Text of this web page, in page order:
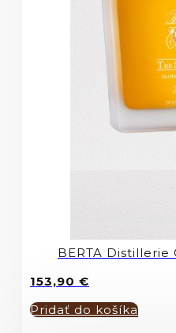
BERTA Distillerie
153,90 €
Pridať do košíka